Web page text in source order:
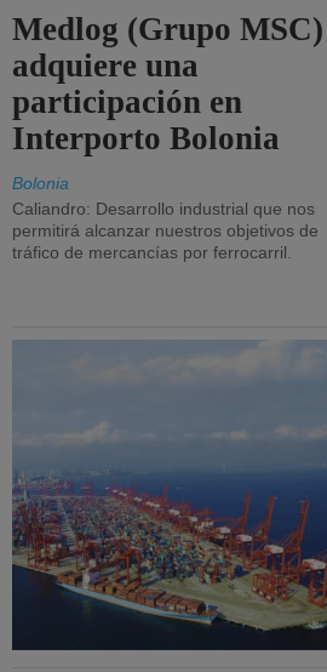
Medlog (Grupo MSC)
adquiere una
participación en
Interporto Bolonia
Bolonia
Caliandro: Desarrollo industrial que nos
permitirá alcanzar nuestros objetivos de
tráfico de mercancías por ferrocarril.